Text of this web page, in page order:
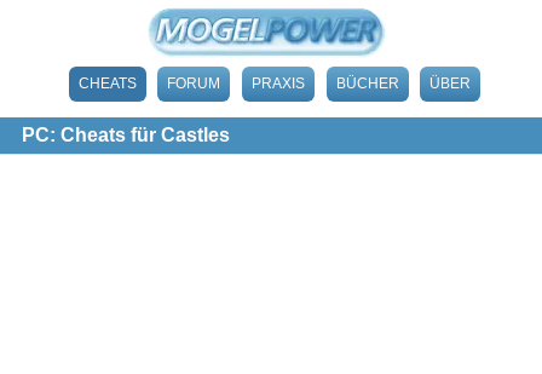
CHEATS FORUM PRAXIS BÜCHER ÜBER
PC: Cheats für Castles